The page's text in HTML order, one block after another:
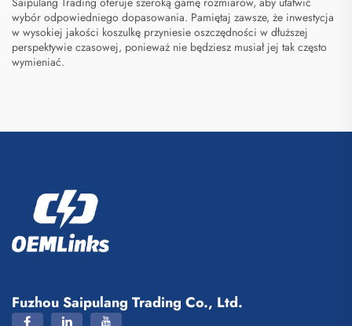
wybór odpowiedniego dopasowania. Pamiętaj zawsze, że inwestycja
w wysokiej jakości koszulkę przyniesie oszczędności w dłuższej
perspektywie czasowej, ponieważ nie będziesz musiał jej tak często
wymieniać.
Fuzhou Saipulang Trading Co., Ltd.